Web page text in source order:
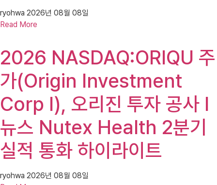
ryohwa 2026년 08월 08일
Read More
2026 NASDAQ:ORIQU 주
가(Origin Investment
Corp I), 오리진 투자 공사 I
뉴스 Nutex Health 2분기
실적 통화 하이라이트
ryohwa 2026년 08월 08일